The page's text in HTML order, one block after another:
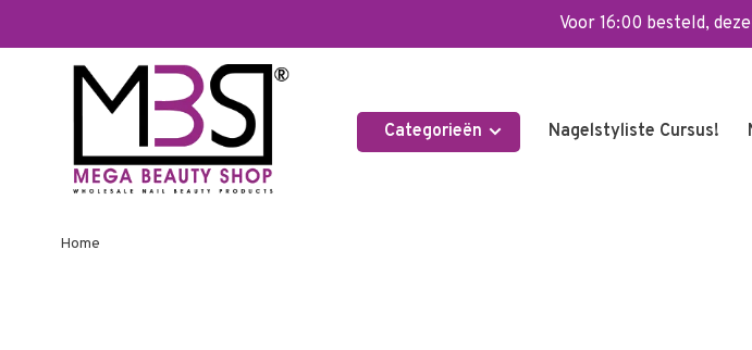
Voor 16:00 besteld,
Categorieën Nagelstyliste Cursus!
Home